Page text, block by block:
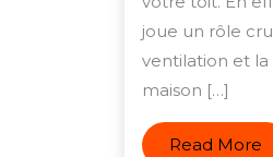
joue un rôle
ventilation et
maison […]
Read More